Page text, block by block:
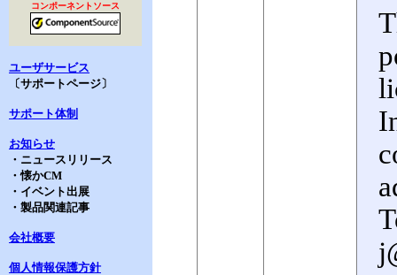
コンポーネントソース
ユーザサービス
〔サポートページ〕
サポート体制
お知らせ
・ニュースリリース
・懐かCM
・イベント出展
・製品関連記事
会社概要
個人情報保護方針